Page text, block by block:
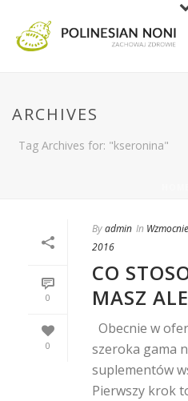
ARCHIVES
Tag Archives for: "kseronina"
0
0
Byadmin In
2016
CO
MASZ
Obecnie w
szeroka gama
suplementów
Pierwszy krok